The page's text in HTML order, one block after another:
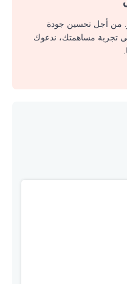
من أجل تحسين جودة
إلى تجربة مساهمتك، ندعوك